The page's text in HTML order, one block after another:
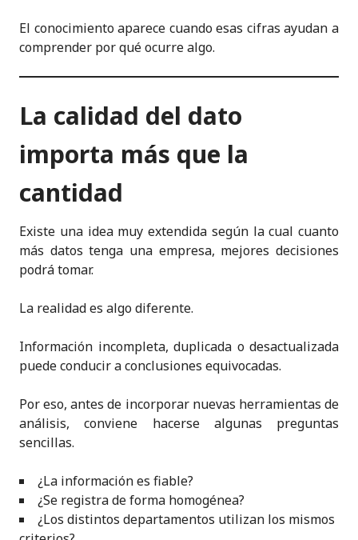
El conocimiento aparece cuando esas cifras ayudan a
comprender por qué ocurre algo.
La calidad del dato
importa más que la
cantidad
Existe una idea muy extendida según la cual cuanto
más datos tenga una empresa, mejores decisiones
podrá tomar.
La realidad es algo diferente.
Información incompleta, duplicada o desactualizada
puede conducir a conclusiones equivocadas.
Por eso, antes de incorporar nuevas herramientas de
análisis, conviene hacerse algunas preguntas
sencillas.
¿La información es fiable?
¿Se registra de forma homogénea?
¿Los distintos departamentos utilizan los mismos